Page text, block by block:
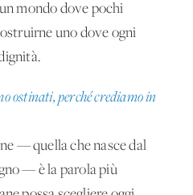
mondo dove pochi
uno dove ogni
ostinati, perché crediamo in
— quella che nasce dal
— è la parola più